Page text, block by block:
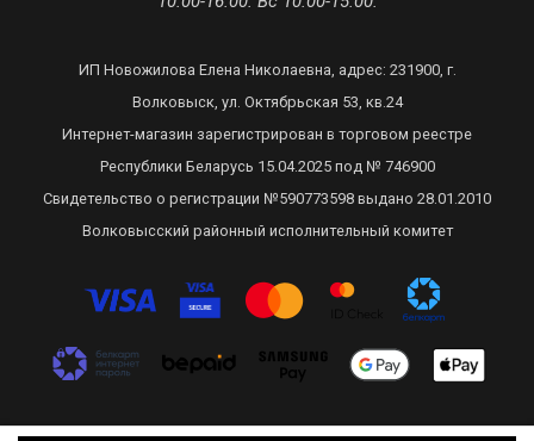
ИП Новожилова Елена Николаевна, адрес: 231900, г.
Волковыск, ул. Октябрьская 53, кв.24
Интернет-магазин зарегистрирован в торговом реестре
Республики Беларусь 15.04.2025 под № 746900
Свидетельство о регистрации №590773598 выдано 28.01.2010
Волковысский районный исполнительный комитет
Сделано в Recommerce